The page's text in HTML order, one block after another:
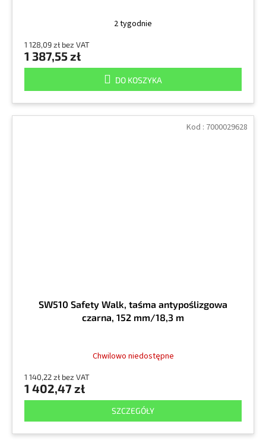
2 tygodnie
1 128,09 zł bez VAT
1 387,55 zł
DO KOSZYKA
SW510 Safety Walk, taśma antypoślizgowa
czarna, 152 mm/18,3 m
Chwilowo niedostępne
1 140,22 zł bez VAT
1 402,47 zł
SZCZEGÓŁY
Kod : 7000029628